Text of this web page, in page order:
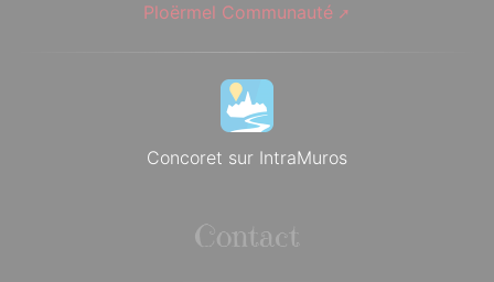
Ploërmel Communauté
Concoret sur IntraMuros
Contact